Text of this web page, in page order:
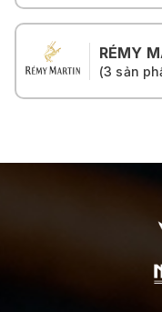
RÉMY
(3 sản